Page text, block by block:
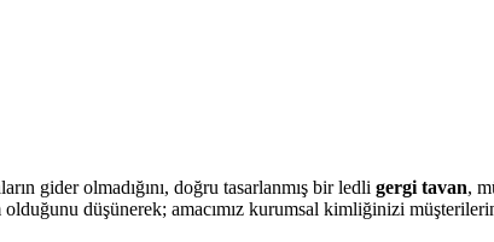
gider olmadığını, doğru tasarlanmış bir ledli gergi tavan,
düşünerek; amacımız kurumsal kimliğinizi